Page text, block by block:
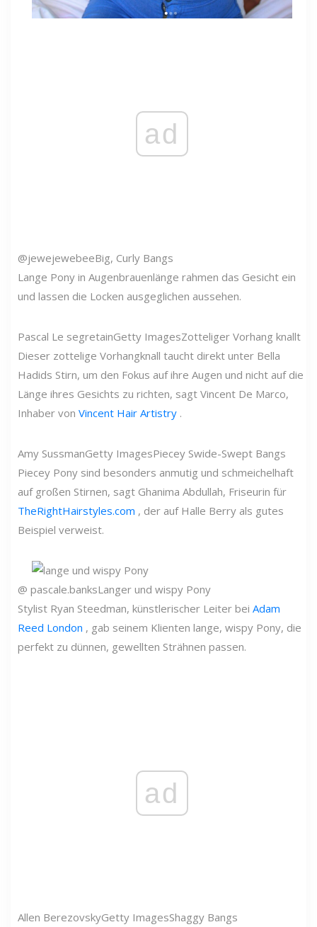
ad
@jewejewebeeBig, Curly Bangs
Lange Pony in Augenbrauenlänge rahmen das Gesicht ein
und lassen die Locken ausgeglichen aussehen.
Pascal Le segretainGetty ImagesZotteliger Vorhang knallt
Dieser zottelige Vorhangknall taucht direkt unter Bella
Hadids Stirn, um den Fokus auf ihre Augen und nicht auf die
Länge ihres Gesichts zu richten, sagt Vincent De Marco,
Inhaber von Vincent Hair Artistry .
Amy SussmanGetty ImagesPiecey Swide-Swept Bangs
Piecey Pony sind besonders anmutig und schmeichelhaft
auf großen Stirnen, sagt Ghanima Abdullah, Friseurin für
TheRightHairstyles.com , der auf Halle Berry als gutes
Beispiel verweist.
@ pascale.banksLanger und wispy Pony
Stylist Ryan Steedman, künstlerischer Leiter bei Adam
Reed London , gab seinem Klienten lange, wispy Pony, die
perfekt zu dünnen, gewellten Strähnen passen.
ad
Allen BerezovskyGetty ImagesShaggy Bangs